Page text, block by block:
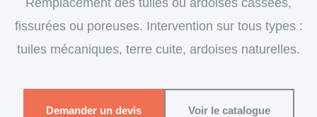
fissurées ou poreuses. Intervention sur tous types :
tuiles mécaniques, terre cuite, ardoises naturelles.
Demander un devis Voir le catalogue